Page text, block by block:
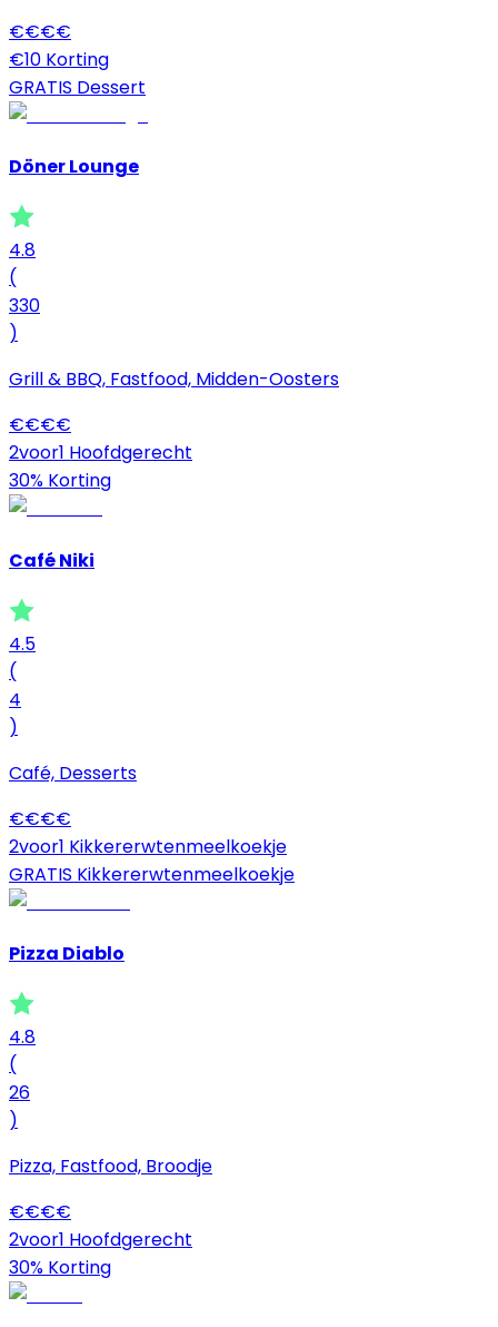
€€€€
€10 Korting
GRATIS Dessert
Döner Lounge
4.8
(
330
)
Grill & BBQ, Fastfood, Midden-Oosters
€€€€
2voor1 Hoofdgerecht
30% Korting
Café Niki
4.5
(
4
)
Café, Desserts
€€€€
2voor1 Kikkererwtenmeelkoekje
GRATIS Kikkererwtenmeelkoekje
Pizza Diablo
4.8
(
26
)
Pizza, Fastfood, Broodje
€€€€
2voor1 Hoofdgerecht
30% Korting